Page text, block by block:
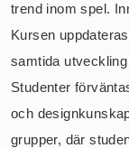
trend inom spel.
Kursen
samtida
Studenter
och
grupper, där